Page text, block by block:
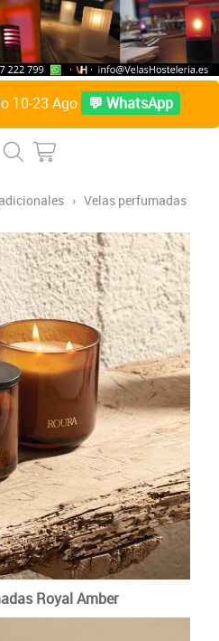
10-23 Ago 💬 WhatsApp
Inicio
Online
de mesa
parafina líquida
citronela líquida
taco
tradicionales
Frecuentes
Nosotros
Crear cuenta
› Velas perfumadas
Royal Amber